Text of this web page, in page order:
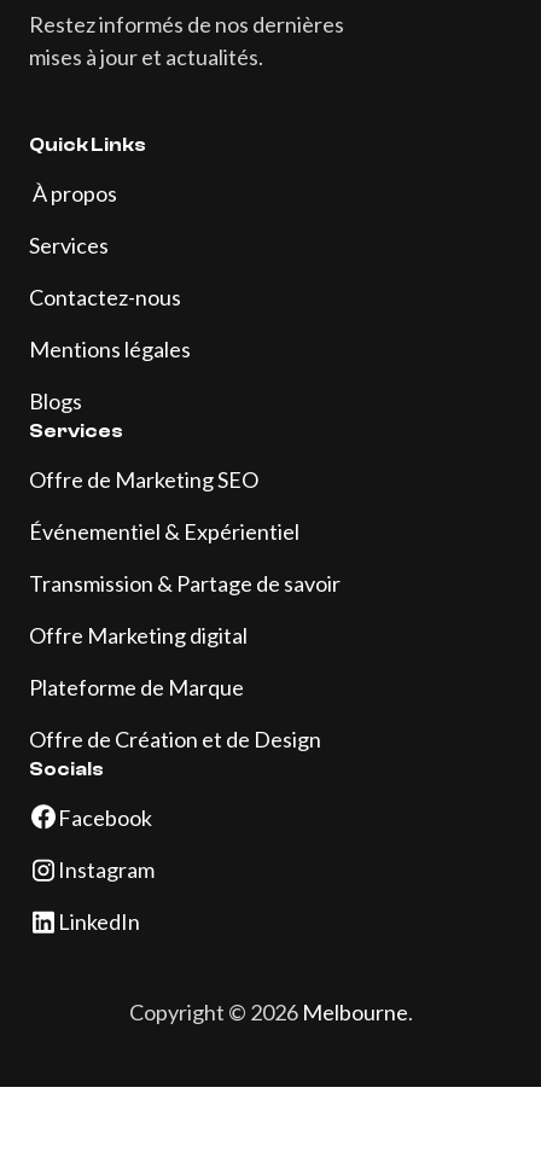
Restez informés de nos dernières
mises à jour et actualités.
Quick Links
À propos
Services
Contactez-nous
Mentions légales
Blogs
Services
Offre de Marketing SEO
Événementiel & Expérientiel
Transmission & Partage de savoir
Offre Marketing digital
Plateforme de Marque
Offre de Création et de Design
Socials
Facebook
Instagram
LinkedIn
Copyright © 2026 Melbourne.